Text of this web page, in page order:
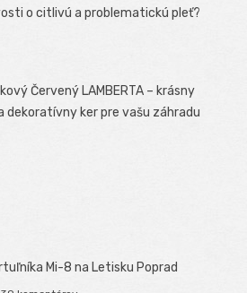
o citlivú a problematickú pleť?
Červený LAMBERTA – krásny
dekoratívny ker pre vašu záhradu
Mi-8 na Letisku Poprad